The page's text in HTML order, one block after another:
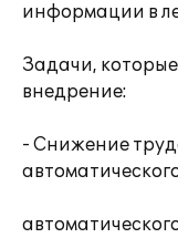
информации в
Задачи,
внедрение:
- Снижение